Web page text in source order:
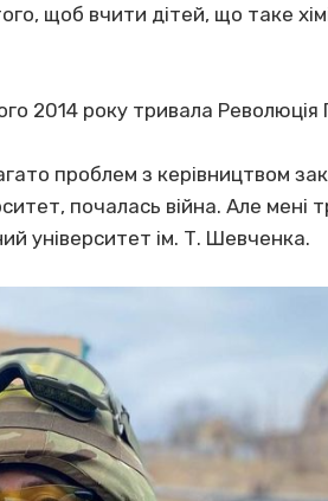
щоб вчити дітей, що таке
2014 року тривала Революція
проблем з керівництвом
почалась війна. Але мені
університет ім. Т. Шевченка.